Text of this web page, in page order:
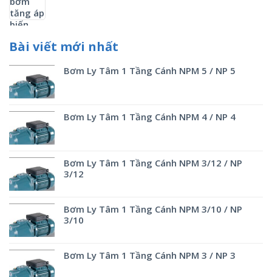
Bài viết mới nhất
Bơm Ly Tâm 1 Tầng Cánh NPM 5 / NP 5
Bơm Ly Tâm 1 Tầng Cánh NPM 4 / NP 4
Bơm Ly Tâm 1 Tầng Cánh NPM 3/12 / NP
3/12
Bơm Ly Tâm 1 Tầng Cánh NPM 3/10 / NP
3/10
Bơm Ly Tâm 1 Tầng Cánh NPM 3 / NP 3